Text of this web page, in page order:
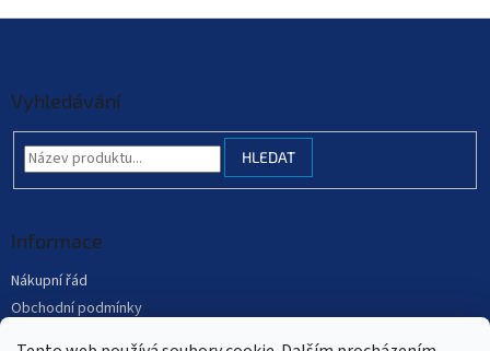
Vyhledávání
HLEDAT
Informace
Nákupní řád
Obchodní podmínky